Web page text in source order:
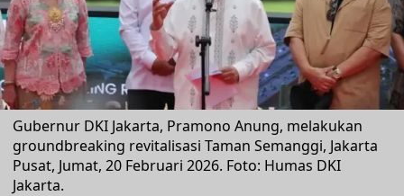
Gubernur DKI Jakarta, Pramono Anung, melakukan
groundbreaking revitalisasi Taman Semanggi, Jakarta
Pusat, Jumat, 20 Februari 2026. Foto: Humas DKI
Jakarta.